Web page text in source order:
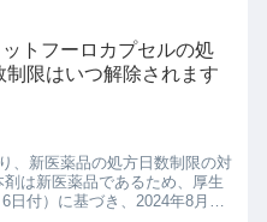
トフーロカプセルの処
制限はいつ解除されます
、新医薬品の処方日数制限の対
は新医薬品であるため、厚生
日付）に基づき、2024年8月末